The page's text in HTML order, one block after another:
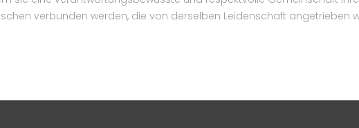
verbunden werden, die von derselben Leidenschaft angetrieben